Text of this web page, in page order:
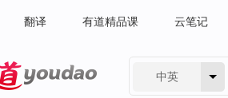
翻译 有道精品课 云笔记
中英